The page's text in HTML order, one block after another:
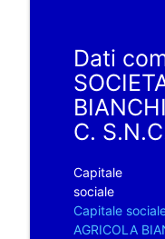
Dati
C.
Capitale
sociale
Capitale
AGRICOLA